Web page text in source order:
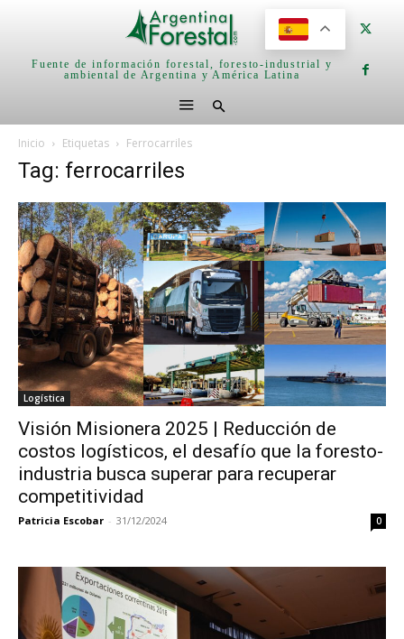
Fuente de información forestal, foresto-industrial y
ambiental de Argentina y América Latina
Inicio Etiquetas Ferrocarriles
Tag: ferrocarriles
Logística
Visión Misionera 2025 | Reducción de
costos logísticos, el desafío que la foresto-
industria busca superar para recuperar
competitividad
Patricia Escobar - 31/12/2024 0